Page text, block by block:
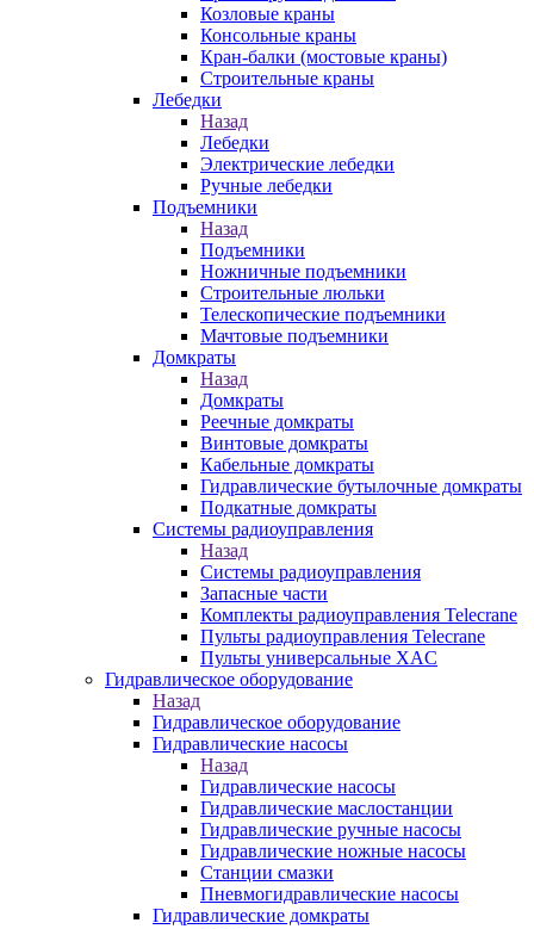
Козловые краны
Консольные краны
Кран-балки (мостовые краны)
Строительные краны
Лебедки
Назад
Лебедки
Электрические лебедки
Ручные лебедки
Подъемники
Назад
Подъемники
Ножничные подъемники
Строительные люльки
Телескопические подъемники
Мачтовые подъемники
Домкраты
Назад
Домкраты
Реечные домкраты
Винтовые домкраты
Кабельные домкраты
Гидравлические бутылочные домкраты
Подкатные домкраты
Системы радиоуправления
Назад
Системы радиоуправления
Запасные части
Комплекты радиоуправления Telecrane
Пульты радиоуправления Telecrane
Пульты универсальные XAC
Гидравлическое оборудование
Назад
Гидравлическое оборудование
Гидравлические насосы
Назад
Гидравлические насосы
Гидравлические маслостанции
Гидравлические ручные насосы
Гидравлические ножные насосы
Станции смазки
Пневмогидравлические насосы
Гидравлические домкраты